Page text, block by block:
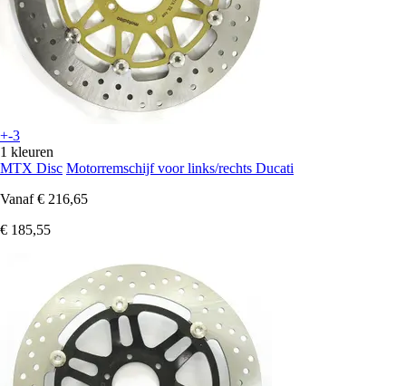
+-3
1 kleuren
MTX Disc Motorremschijf voor links/rechts Ducati
Vanaf € 216,65
€ 185,55